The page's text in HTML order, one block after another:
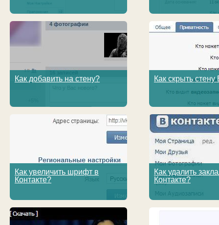
Как добавить на стену? Как скрыть стену
Как увеличить шрифт в
Контакте?
Как удалить
Контакте?